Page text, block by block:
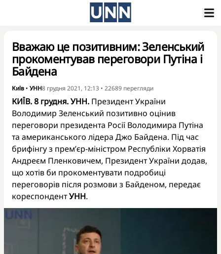
Вважаю це позитивним: Зеленський
прокоментував переговори Путіна і
Байдена
Київ • УНН8 грудня 2021, 12:13 • 22689 перегляди
КИЇВ. 8 грудня. УНН. Президент України
Володимир Зеленський позитивно оцінив
переговори президента Росії Володимира Путіна
та американського лідера Джо Байдена. Під час
брифінгу з прем’єр-міністром Республіки Хорватія
Андреєм Пленковичем, Президент України додав,
що хотів би прокоментувати подробиці
переговорів після розмови з Байденом, передає
кореспондентУНН.